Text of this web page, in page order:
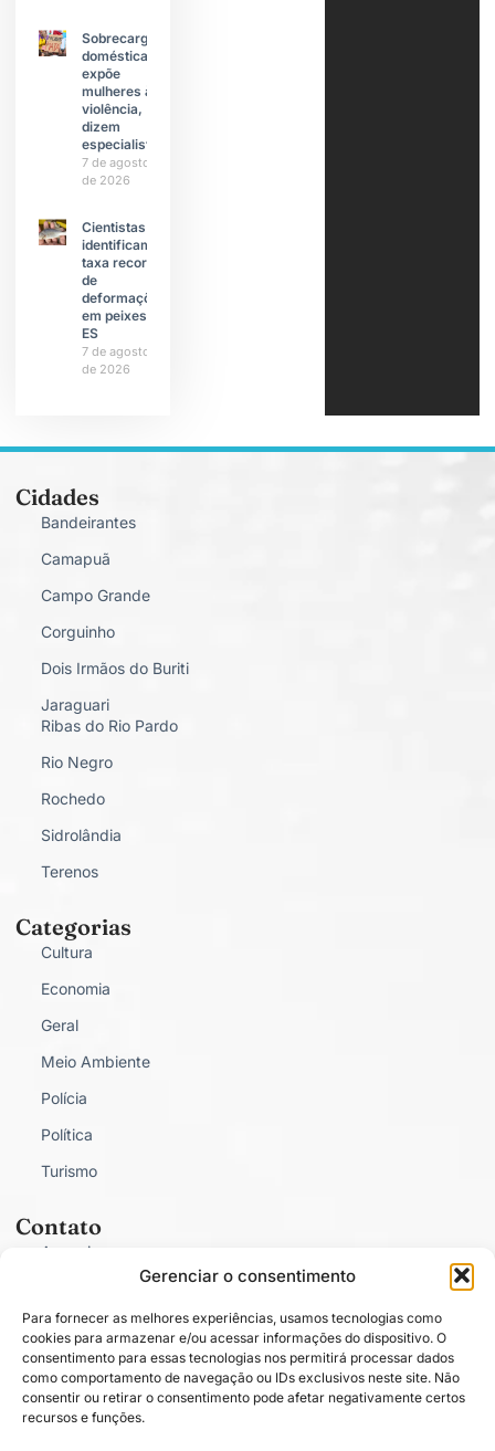
Gerenciar o consentimento
Para fornecer as melhores experiências, usamos tecnologias como
cookies para armazenar e/ou acessar informações do dispositivo. O
consentimento para essas tecnologias nos permitirá processar dados
como comportamento de navegação ou IDs exclusivos neste site. Não
consentir ou retirar o consentimento pode afetar negativamente certos
recursos e funções.
Sobrecarga
doméstica
expõe
mulheres à
violência,
dizem
especialistas
7 de agosto
de 2026
Cientistas
identificam
taxa recorde
de
deformações
em peixes do
ES
7 de agosto
de 2026
Cidades
Bandeirantes
Camapuã
Campo Grande
Corguinho
Dois Irmãos do Buriti
Jaraguari
Ribas do Rio Pardo
Rio Negro
Rochedo
Sidrolândia
Terenos
Categorias
Cultura
Economia
Geral
Meio Ambiente
Polícia
Política
Turismo
Contato
Anunciar
Política de Privacidade